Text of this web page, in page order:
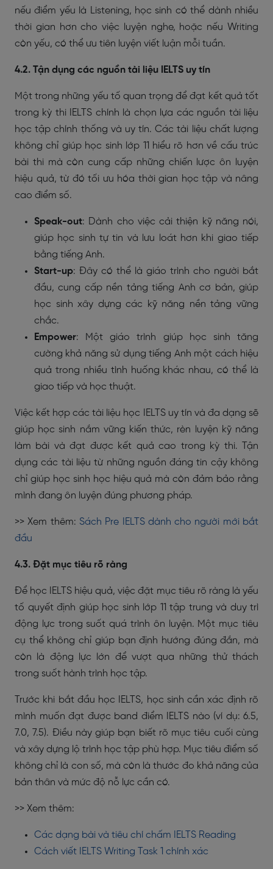
nếu điểm yếu là Listening, học sinh có thể dành nhiều
thời gian hơn cho việc luyện nghe, hoặc nếu Writing
còn yếu, có thể ưu tiên luyện viết luận mỗi tuần.
4.2. Tận dụng các nguồn tài liệu IELTS uy tín
Một trong những yếu tố quan trọng để đạt kết quả tốt
trong kỳ thi IELTS chính là chọn lựa các nguồn tài liệu
học tập chính thống và uy tín. Các tài liệu chất lượng
không chỉ giúp học sinh lớp 11 hiểu rõ hơn về cấu trúc
bài thi mà còn cung cấp những chiến lược ôn luyện
hiệu quả, từ đó tối ưu hóa thời gian học tập và nâng
cao điểm số.
Speak-out: Dành cho việc cải thiện kỹ năng nói,
giúp học sinh tự tin và lưu loát hơn khi giao tiếp
bằng tiếng Anh.
Start-up: Đây có thể là giáo trình cho người bắt
đầu, cung cấp nền tảng tiếng Anh cơ bản, giúp
học sinh xây dựng các kỹ năng nền tảng vững
chắc.
Empower: Một giáo trình giúp học sinh tăng
cường khả năng sử dụng tiếng Anh một cách hiệu
quả trong nhiều tình huống khác nhau, có thể là
giao tiếp và học thuật.
Việc kết hợp các tài liệu học IELTS uy tín và đa dạng sẽ
giúp học sinh nắm vững kiến thức, rèn luyện kỹ năng
làm bài và đạt được kết quả cao trong kỳ thi. Tận
dụng các tài liệu từ những nguồn đáng tin cậy không
chỉ giúp học sinh học hiệu quả mà còn đảm bảo rằng
mình đang ôn luyện đúng phương pháp.
>> Xem thêm: Sách Pre IELTS dành cho người mới bắt
đầu
4.3. Đặt mục tiêu rõ ràng
Để học IELTS hiệu quả, việc đặt mục tiêu rõ ràng là yếu
tố quyết định giúp học sinh lớp 11 tập trung và duy trì
động lực trong suốt quá trình ôn luyện. Một mục tiêu
cụ thể không chỉ giúp bạn định hướng đúng đắn, mà
còn là động lực lớn để vượt qua những thử thách
trong suốt hành trình học tập.
Trước khi bắt đầu học IELTS, học sinh cần xác định rõ
mình muốn đạt được band điểm IELTS nào (ví dụ: 6.5,
7.0, 7.5). Điều này giúp bạn biết rõ mục tiêu cuối cùng
và xây dựng lộ trình học tập phù hợp. Mục tiêu điểm số
không chỉ là con số, mà còn là thước đo khả năng của
bản thân và mức độ nỗ lực cần có.
>> Xem thêm:
Các dạng bài và tiêu chí chấm IELTS Reading
Cách viết IELTS Writing Task 1 chính xác